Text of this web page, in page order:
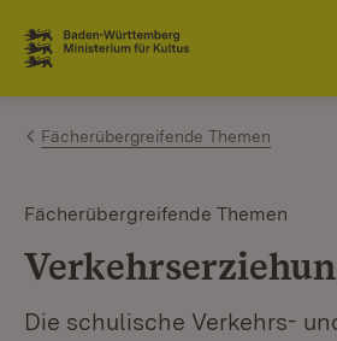
Zum Inhalt springen
Link zur Startseite
Fächerübergreifende Themen
Fächerübergreifende Themen
Die schulische Verkehrs-